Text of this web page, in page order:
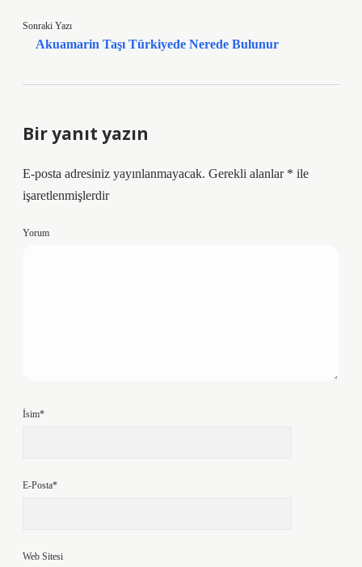
Sonraki Yazı
Akuamarin Taşı Türkiyede Nerede Bulunur
Bir yanıt yazın
E-posta adresiniz yayınlanmayacak. Gerekli alanlar * ile
işaretlenmişlerdir
Yorum
İsim*
E-Posta*
Web Sitesi